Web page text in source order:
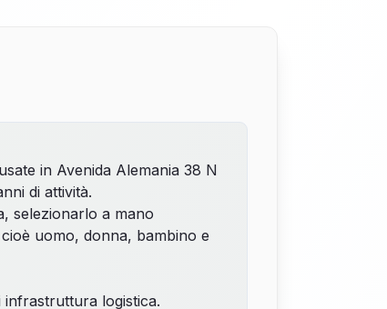
in Avenida Alemania 38 N
di attività.
selezionarlo a mano
uomo, donna, bambino e
infrastruttura logistica.